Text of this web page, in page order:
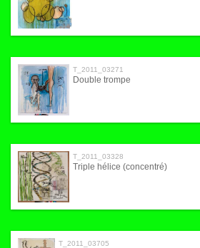
T_2011_03271
Double trompe
T_2011_03328
Triple hélice (concentré)
T_2011_03705